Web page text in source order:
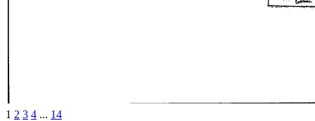
1 2 3 4 ... 14